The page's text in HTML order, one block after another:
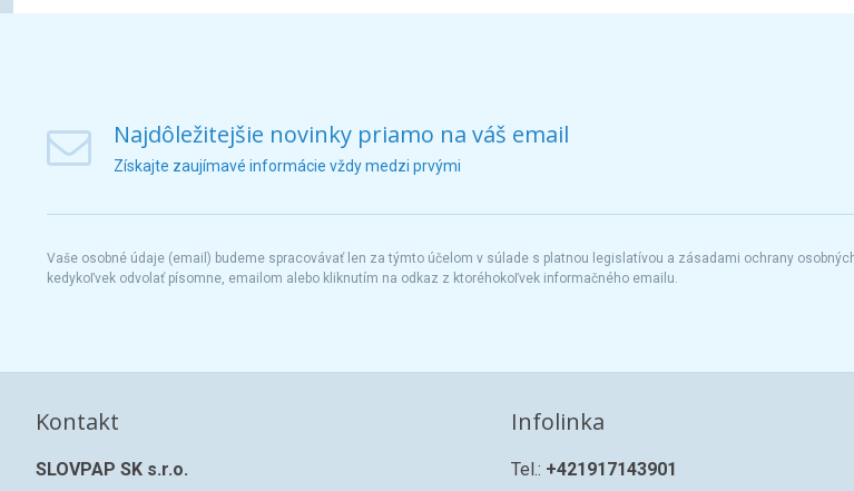
Najdôležitejšie novinky priamo na váš email
Získajte zaujímavé informácie vždy medzi prvými
Vaše osobné údaje (email) budeme spracovávať len za týmto účelom v súlade s platnou legislatívou a zásadami ochrany
kedykoľvek odvolať písomne, emailom alebo kliknutím na odkaz z ktoréhokoľvek informačného emailu.
Kontakt
SLOVPAP SK s.r.o.
Infolinka
Tel.: +421917143901